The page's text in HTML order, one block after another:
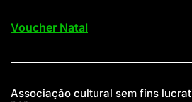
Voucher Natal
Associação cultural sem fins